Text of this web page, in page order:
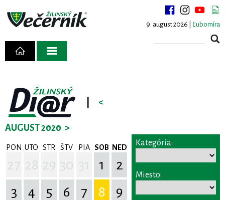
9. august 2026 | Ľubomíra
<
AUGUST 2020 >
PON UTO STR ŠTV PIA SOB NED
1
2
3
4 5 6 7 8
9
Kategória:
Miesto: